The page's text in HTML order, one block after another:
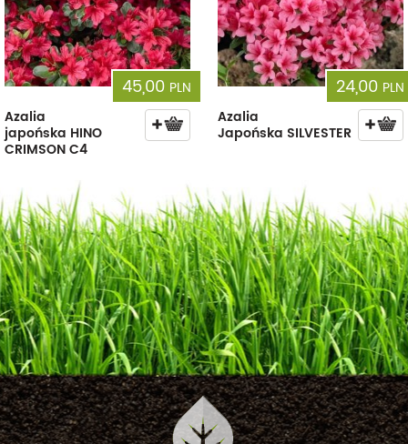
45,00 PLN
Azalia
japońska HINO
CRIMSON C4
24,00 PLN
Azalia
Japońska SILVESTER